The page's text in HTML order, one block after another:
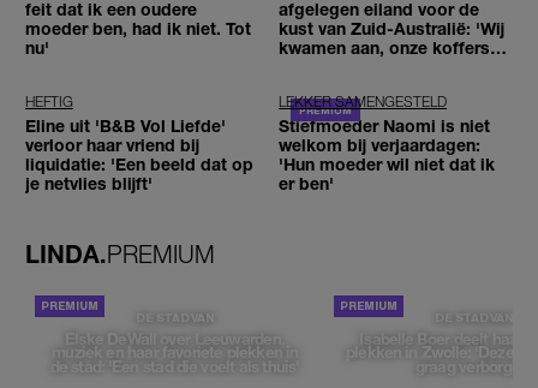
feit dat ik een oudere
moeder ben, had ik niet. Tot
nu'
afgelegen eiland voor de
kust van Zuid-Australië: 'Wij
kwamen aan, onze koffers
HEFTIG
Eline uit 'B&B Vol Liefde'
verloor haar vriend bij
liquidatie: 'Een beeld dat op
je netvlies blijft'
LEKKER SAMENGESTELD
Stiefmoeder Naomi is niet
welkom bij verjaardagen:
'Hun moeder wil niet dat ik
er ben'
LINDA.PREMIUM
DE STAD VAN
Elske DeWall over Leeuwarden,
muziek en haar favoriete plekken in
de stad: 'Een stad die voelt als thuis'
DE STAD VAN
Isabelle Boer deelt haar
plekken in Zwolle: 'Deze
graag verborgen'